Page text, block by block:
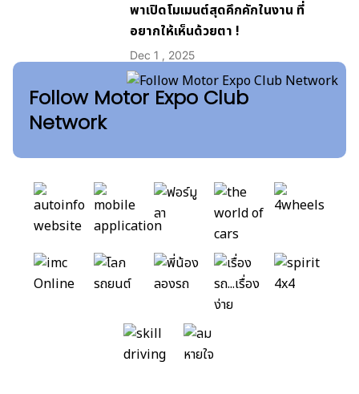
พาเปิดโมเมนต์สุดคึกคักในงาน ที่
อยากให้เห็นด้วยตา !
Dec 1 , 2025
Follow Motor Expo Club
Network